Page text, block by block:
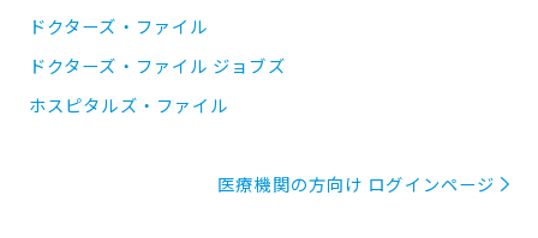
ドクターズ・ファイル
ドクターズ・ファイル ジョブズ
ホスピタルズ・ファイル
医療機関の方向け ログインページ